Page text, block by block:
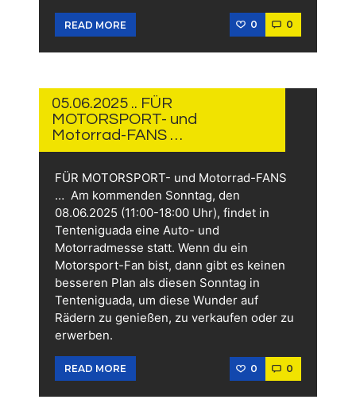
READ MORE 0 0
2025
05.06.2025 .. FÜR
MOTORSPORT- und
Motorrad-FANS …
FÜR MOTORSPORT- und Motorrad-FANS
… Am kommenden Sonntag, den
08.06.2025 (11:00-18:00 Uhr), findet in
Tenteniguada eine Auto- und
Motorradmesse statt. Wenn du ein
Motorsport-Fan bist, dann gibt es keinen
besseren Plan als diesen Sonntag in
Tenteniguada, um diese Wunder auf
Rädern zu genießen, zu verkaufen oder zu
erwerben.
READ MORE 0 0